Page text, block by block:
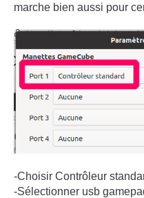
marche bien aussi pour
-Choisir Contrôleur
-Sélectionner usb